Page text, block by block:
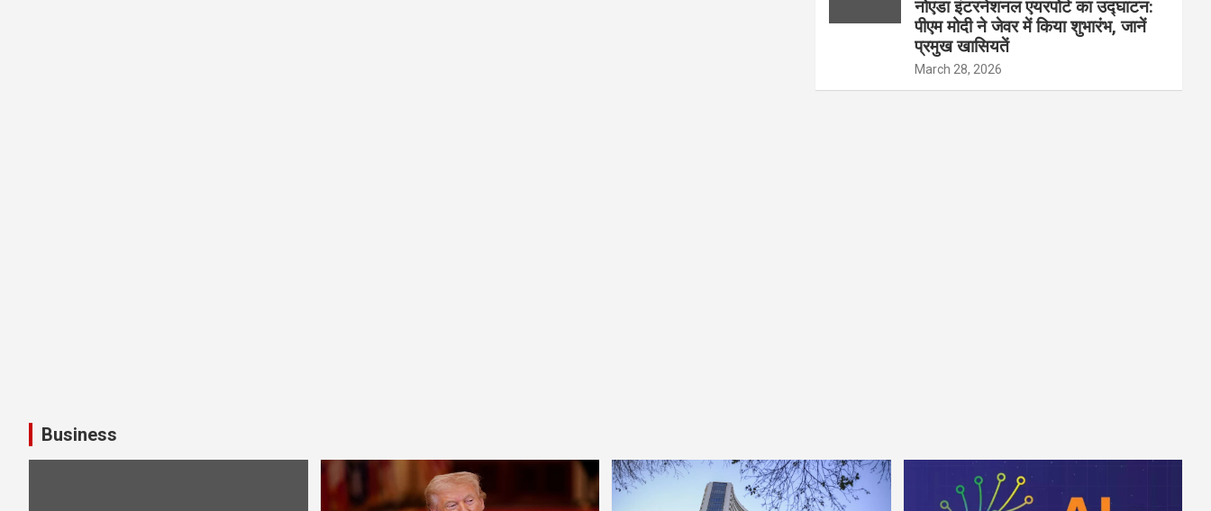
नोएडा इंटरनेशनल एयरपोर्ट का उद्घाटन:
पीएम मोदी ने जेवर में किया शुभारंभ, जानें
प्रमुख खासियतें
March 28, 2026
Business